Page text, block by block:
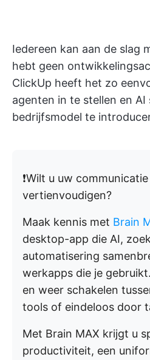
Iedereen kan aan de slag
hebt geen
ClickUp heeft het zo
agenten in te stellen en
bedrijfsmodel te
❗️Wilt u uw
vertienvoudigen?
Maak kennis met Brain
desktop-app die AI,
automatisering
werkapps die je
en weer schakelen
tools of eindeloos door
Met Brain MAX krijgt u
productiviteit, een